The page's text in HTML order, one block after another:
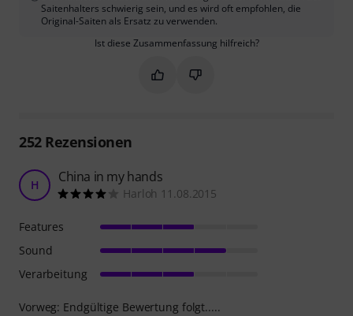
Saitenhalters schwierig sein, und es wird oft empfohlen, die
Original-Saiten als Ersatz zu verwenden.
Ist diese Zusammenfassung hilfreich?
Markieren Sie diese
Markieren Sie diese
252Rezensionen
H China in my hands
Harloh 11.08.2015
Vorweg: Endgültige Bewertung folgt.....
Features
Sound
Verarbeitung